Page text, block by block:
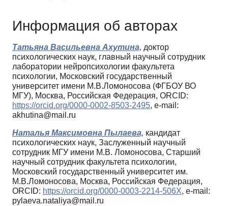
Информация об авторах
Татьяна Васильевна Ахутина, доктор
психологических наук, главный научный сотрудник
лаборатории нейропсихологии факультета
психологии, Московский государственный
университет имени М.В.Ломоносова (ФГБОУ ВО
МГУ), Москва, Российская Федерация, ORCID:
https://orcid.org/0000-0002-8503-2495, e-mail:
akhutina@mail.ru
Наталья Максимовна Пылаева, кандидат
психологических наук, Заслуженный научный
сотрудник МГУ имени М.В. Ломоносова, Старший
научный сотрудник факультета психологии,
Московский государственный университет им.
М.В.Ломоносова, Москва, Российская Федерация,
ORCID: https://orcid.org/0000-0003-2214-506X, e-mail:
pylaeva.nataliya@mail.ru